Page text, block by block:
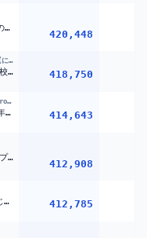
【SAO EoA】喉警戒 ボソボソの両手剣士クズハ 【デスモード+最高難易度 ネタバレ注意】
420,448
七瀬 すず菜 / Nanase Suzuna【にじさんじ】
【 #にじ甲2026 】私立朝晴高校 1年目夏~ 【 七瀬すず菜 /
418,750
ローレン・イロアス / Lauren Iroas【にじさんじ】
【#にじ甲2026】フィジアカ２年目秋から 全てを破壊する【ローレン・イロアス/にじさんじ】 414,643
【スプラ3】 イカ4貫 【vccスプラ練】うるか イブラヒム 笹ティック
412,908
【にじさんじ】熱狂！にじさんじ甲子園2026#7【 #にじ甲2026】 412,785